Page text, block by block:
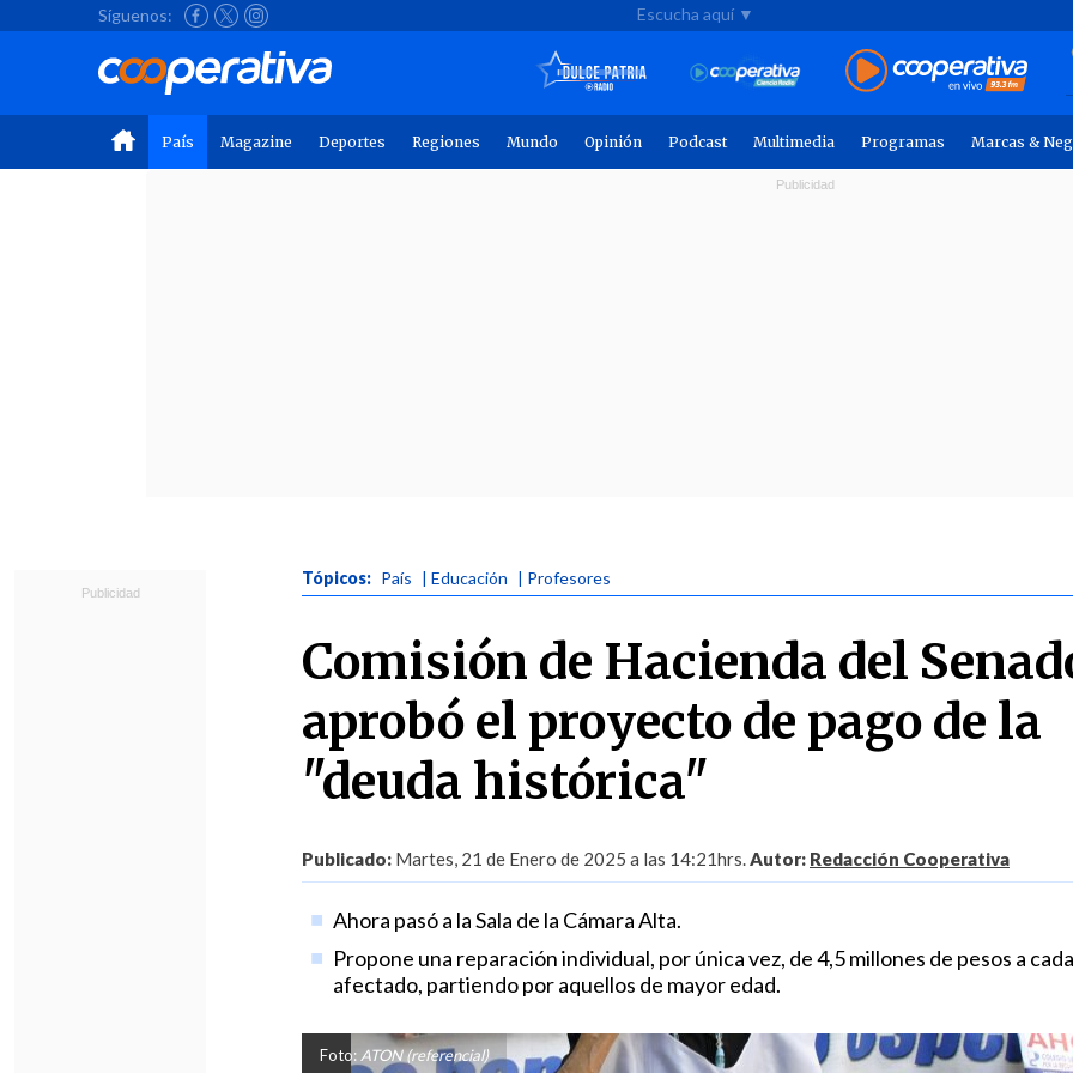
Síguenos: Escucha aquí ▼
País Magazine Deportes Regiones Mundo Opinión Podcast Multimedia Programas Marcas &
Tópicos: País | Educación | Profesores
Comisión de Hacienda del
aprobó el proyecto de pago de la
"deuda histórica"
Publicado: Martes, 21 de Enero de 2025 a las 14:21hrs.Autor: Redacción Cooperativa
Ahora pasó a la Sala de la Cámara Alta.
Propone una reparación individual, por única vez, de 4,5 millones de pesos a cada
afectado, partiendo por aquellos de mayor edad.
Foto: ATON (referencial)